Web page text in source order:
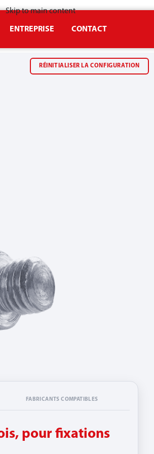
Skip to main content
ENTREPRISE
CONTACT
FABRICANTS COMPATIBLES
pour fixations
RÉINITIALISER LA CONFIGURATION